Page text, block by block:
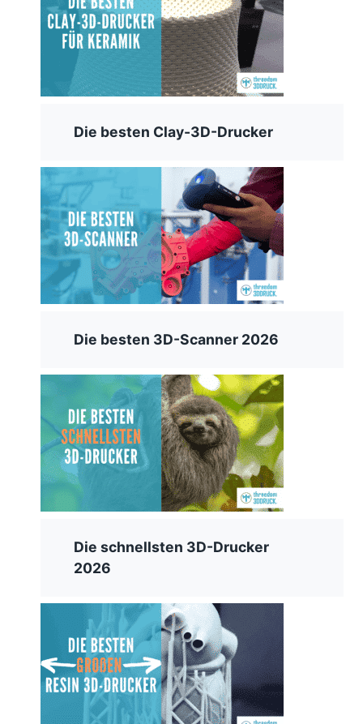
Die besten Clay-3D-Drucker
Die besten 3D-Scanner 2026
Die schnellsten 3D-Drucker
2026